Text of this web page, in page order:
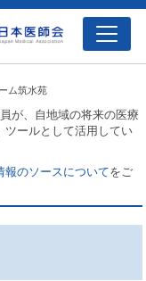
ム筑水苑
が、自地域の将来の医療
ツールとして活用してい
報のソースについてをご